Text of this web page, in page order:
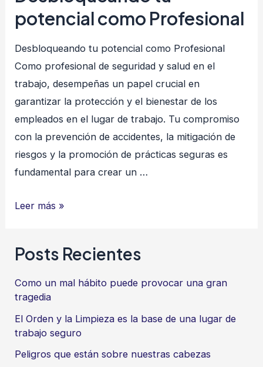
potencial como Profesional
Desbloqueando tu potencial como Profesional
Como profesional de seguridad y salud en el
trabajo, desempeñas un papel crucial en
garantizar la protección y el bienestar de los
empleados en el lugar de trabajo. Tu compromiso
con la prevención de accidentes, la mitigación de
riesgos y la promoción de prácticas seguras es
fundamental para crear un …
Desbloqueando
como
Leer más »
Posts Recientes
Como un mal hábito puede provocar una gran
tragedia
El Orden y la Limpieza es la base de una lugar de
trabajo seguro
Peligros que están sobre nuestras cabezas